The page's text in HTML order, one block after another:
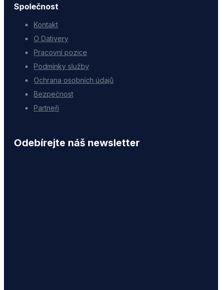
Společnost
Kontakt
O Dativery
Pracovní pozice
Podmínky služby
Ochrana osobních údajů
Bezpečnost
Partneři
Odebírejte náš newsletter